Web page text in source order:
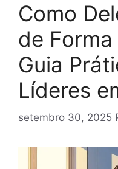
Como
de
Guia
Líderes
setembro 30, 2025